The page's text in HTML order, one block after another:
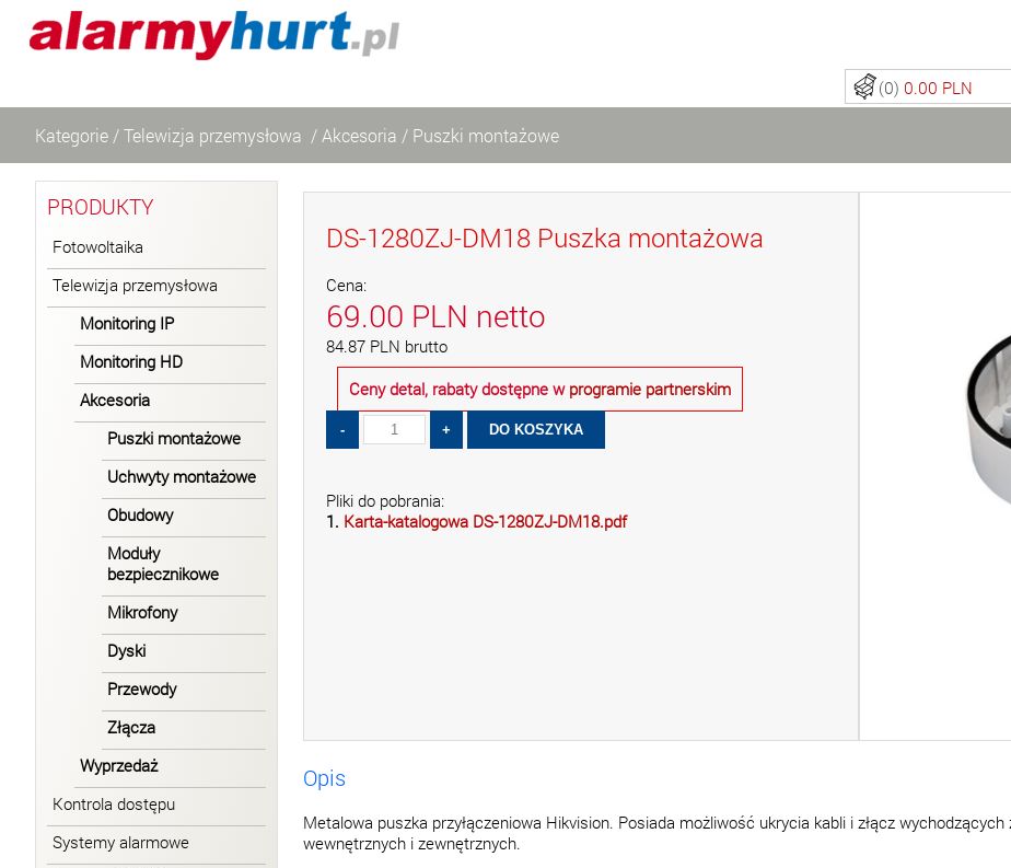
(0) 0.00 PLN
Kategorie /Telewizja przemysłowa / Akcesoria / Puszki montażowe
PRODUKTY
Fotowoltaika
Telewizja przemysłowa
Monitoring IP
Monitoring HD
Akcesoria
Puszki montażowe
Uchwyty montażowe
Obudowy
Moduły
bezpiecznikowe
Mikrofony
Dyski
Przewody
Złącza
Wyprzedaż
Kontrola dostępu
Systemy alarmowe
DS-1280ZJ-DM18 Puszka montażowa
Cena:
69.00 PLN netto
84.87 PLN brutto
Ceny detal, rabaty dostępne w programie partnerskim
Pliki do pobrania:
1. Karta-katalogowa DS-1280ZJ-DM18.pdf
Opis
Metalowa puszka przyłączeniowa Hikvision. Posiada możliwość ukrycia kabli i złącz
wewnętrznych i zewnętrznych.